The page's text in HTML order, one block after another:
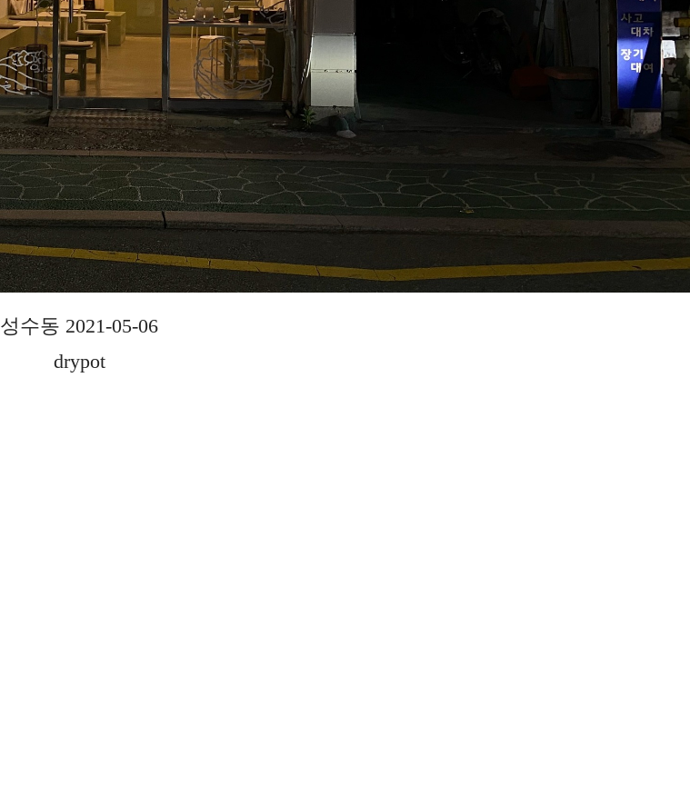
성수동 2021-05-06
drypot